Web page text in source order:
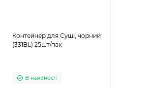
Контейнер для Суші, чорний
(331BL) 25шт/пак
В наявності